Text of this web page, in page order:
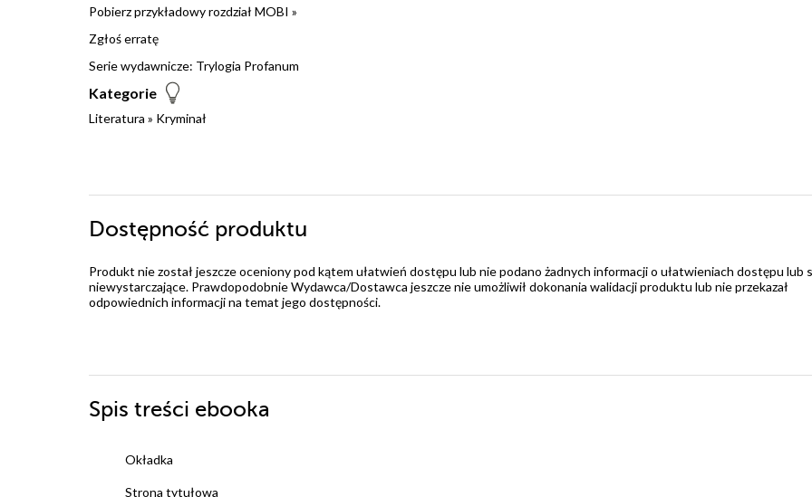
Pobierz przykładowy rozdział MOBI »
Zgłoś erratę
Serie wydawnicze: Trylogia Profanum
Kategorie
Literatura » Kryminał
Dostępność produktu
Produkt nie został jeszcze oceniony pod kątem ułatwień dostępu lub nie podano żadnych informacji o ułatwieniach dostępu lub
niewystarczające. Prawdopodobnie Wydawca/Dostawca jeszcze nie umożliwił dokonania walidacji produktu lub nie przekazał
odpowiednich informacji na temat jego dostępności.
Spis treści ebooka
Okładka
Strona tytułowa